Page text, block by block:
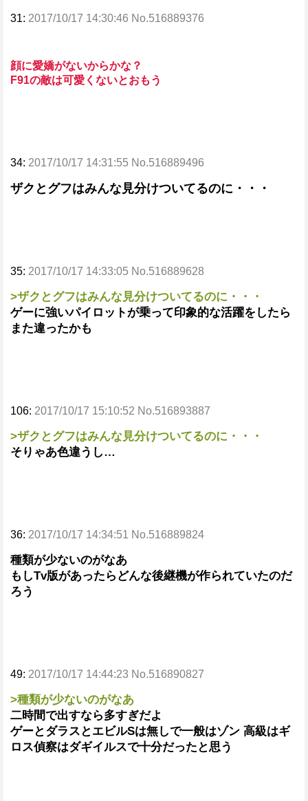
31: 2017/10/17 14:30:46 No.516889376
顔に愛嬌がないからかな？
F91の敵は可愛くないとおもう
34: 2017/10/17 14:31:55 No.516889496
ザクとグフはみんな見分けついてるのに・・・
35: 2017/10/17 14:33:05 No.516889628
>ザクとグフはみんな見分けついてるのに・・・
ゲーに強いパイロットが乗って印象的な活躍をしたら
また違ったかも
106: 2017/10/17 15:10:52 No.516893887
>ザクとグフはみんな見分けついてるのに・・・
そりゃあ色違うし…
36: 2017/10/17 14:34:51 No.516889824
種類が少ないのがなあ
もしTv版があったらどんな後継機が作られていたのだ
ろう
49: 2017/10/17 14:44:23 No.516890827
>種類が少ないのがなあ
二時間で出すなら多すぎだよ
ゲーとダラスとエビルSは無しで一般はゾン 高級はギ
ロス偵察はダギイルスで十分だったと思う